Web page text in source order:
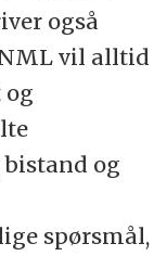
også
vil alltid
og
og
spørsmål,